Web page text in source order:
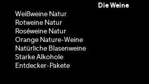
Die Weine
Weißweine Natur
Rotweine Natur
Roséweine Natur
Orange Nature-Weine
Natürliche Blasenweine
Starke Alkohole
Entdecker-Pakete